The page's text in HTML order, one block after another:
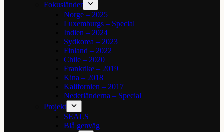
Fokusländer
Norge – 2025
Luxemburgs – Special
Indien – 2024
Sydkorea – 2023
Finland – 2022
Chile – 2020
Frankrike – 2019
Kina – 2018
Kalifornien – 2017
Nederländerna – Special
Projekt
SEALS
Blå genväg